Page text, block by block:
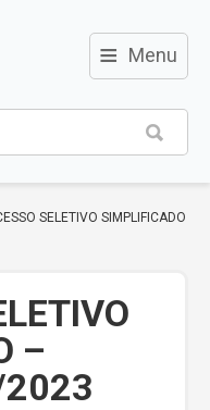
≡ Menu
SELETIVO SIMPLIFICADO
–
2023